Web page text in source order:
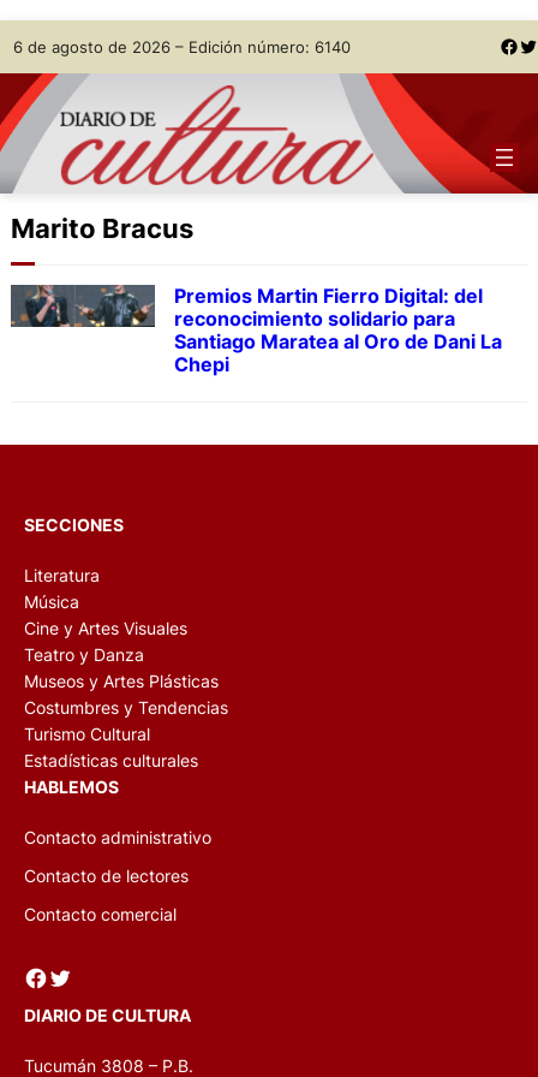
Skip
to
content
6 de agosto de 2026 – Edición número: 6140 Facebook Twitter
Marito Bracus
Premios Martin Fierro Digital: del
reconocimiento solidario para
Santiago Maratea al Oro de Dani La
Chepi
SECCIONES
Literatura
Música
Cine y Artes Visuales
Teatro y Danza
Museos y Artes Plásticas
Costumbres y Tendencias
Turismo Cultural
Estadísticas culturales
HABLEMOS
Contacto administrativo
Contacto de lectores
Contacto comercial
Facebook Twitter
DIARIO DE CULTURA
Tucumán 3808 – P.B.